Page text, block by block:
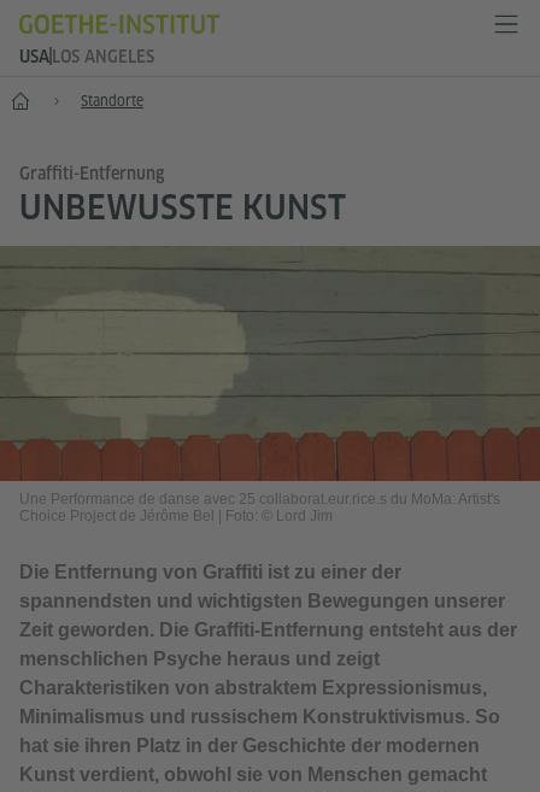
USA LOS ANGELES
Start Standorte
Graffiti-Entfernung
UNBEWUSSTE KUNST
Une Performance de danse avec 25 collaborat.eur.rice.s du MoMa: Artist's
Choice Project de Jérôme Bel
Foto: © Lord Jim
Die Entfernung von Graffiti ist zu einer der
spannendsten und wichtigsten Bewegungen unserer
Zeit geworden. Die Graffiti-Entfernung entsteht aus der
menschlichen Psyche heraus und zeigt
Charakteristiken von abstraktem Expressionismus,
Minimalismus und russischem Konstruktivismus. So
hat sie ihren Platz in der Geschichte der modernen
Kunst verdient, obwohl sie von Menschen gemacht